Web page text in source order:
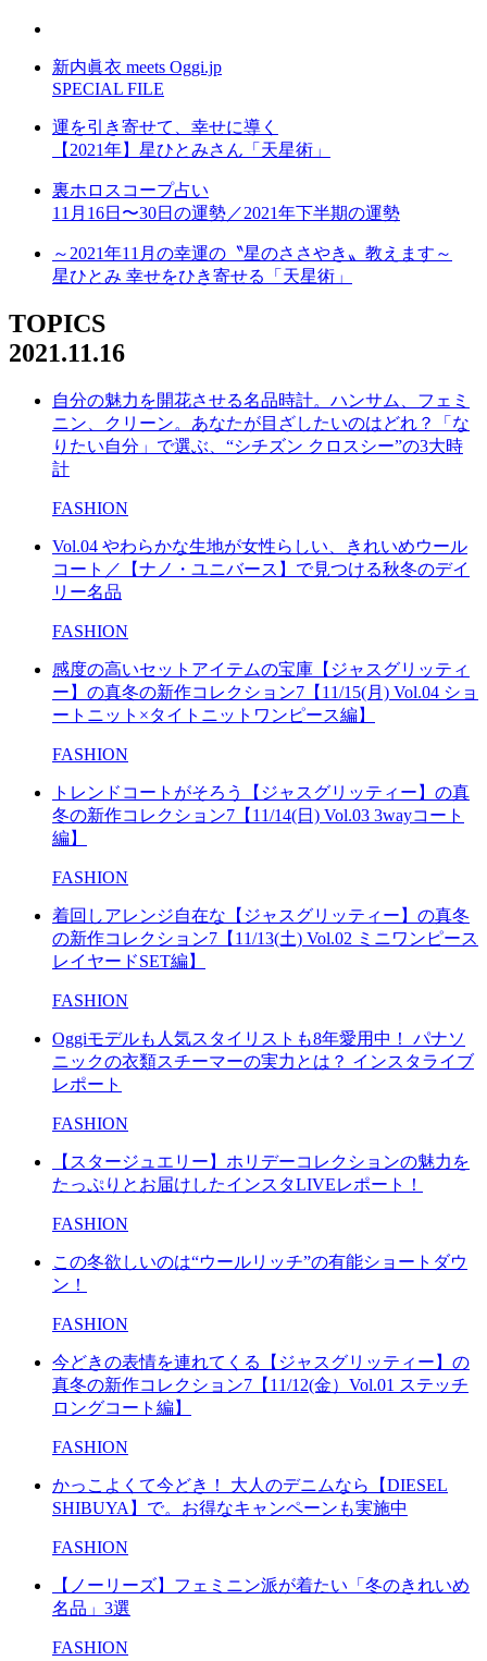
新内眞衣 meets Oggi.jp
SPECIAL FILE
運を引き寄せて、幸せに導く
【2021年】星ひとみさん「天星術」
裏ホロスコープ占い
11月16日〜30日の運勢／2021年下半期の運勢
～2021年11月の幸運の〝星のささやき〟教えます～
星ひとみ 幸せをひき寄せる「天星術」
TOPICS
2021.11.16
自分の魅力を開花させる名品時計。ハンサム、フェミ
ニン、クリーン。あなたが目ざしたいのはどれ？「な
りたい自分」で選ぶ、“シチズン クロスシー”の3大時
計
FASHION
Vol.04 やわらかな生地が女性らしい、きれいめウール
コート／【ナノ・ユニバース】で見つける秋冬のデイ
リー名品
FASHION
感度の高いセットアイテムの宝庫【ジャスグリッティ
ー】の真冬の新作コレクション7【11/15(月) Vol.04 ショ
ートニット×タイトニットワンピース編】
FASHION
トレンドコートがそろう【ジャスグリッティー】の真
冬の新作コレクション7【11/14(日) Vol.03 3wayコート
編】
FASHION
着回しアレンジ自在な【ジャスグリッティー】の真冬
の新作コレクション7【11/13(土) Vol.02 ミニワンピース
レイヤードSET編】
FASHION
Oggiモデルも人気スタイリストも8年愛用中！ パナソ
ニックの衣類スチーマーの実力とは？ インスタライブ
レポート
FASHION
【スタージュエリー】ホリデーコレクションの魅力を
たっぷりとお届けしたインスタLIVEレポート！
FASHION
この冬欲しいのは“ウールリッチ”の有能ショートダウ
ン！
FASHION
今どきの表情を連れてくる【ジャスグリッティー】の
真冬の新作コレクション7【11/12(金）Vol.01 ステッチ
ロングコート編】
FASHION
かっこよくて今どき！ 大人のデニムなら【DIESEL
SHIBUYA】で。お得なキャンペーンも実施中
FASHION
【ノーリーズ】フェミニン派が着たい「冬のきれいめ
名品」3選
FASHION